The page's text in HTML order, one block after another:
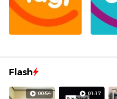
Flash
00:54 01:17